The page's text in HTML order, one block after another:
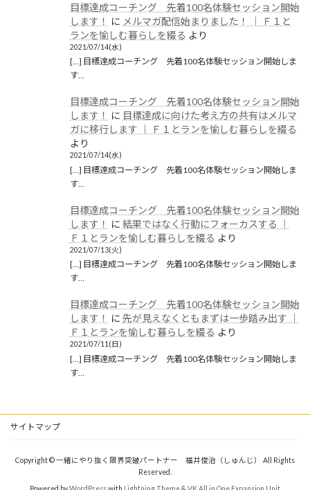
目標達成コーチング 先着100名体験セッション開始
します！
に メルマガ配信始まりました！ │ Ｆ１と
ランを愉しむ暮らしを綴る より
2021/07/14(水)
[…] 目標達成コーチング 先着100名体験セッション開始しま
す…
目標達成コーチング 先着100名体験セッション開始
します！
に 目標達成に向けた考え方の共有はメルマ
ガに移行します │ Ｆ１とランを愉しむ暮らしを綴る
より
2021/07/14(水)
[…] 目標達成コーチング 先着100名体験セッション開始しま
す…
目標達成コーチング 先着100名体験セッション開始
します！
に 結果ではなく行動にフォーカスする │
Ｆ１とランを愉しむ暮らしを綴る より
2021/07/13(火)
[…] 目標達成コーチング 先着100名体験セッション開始しま
す…
目標達成コーチング 先着100名体験セッション開始
します！
に 先が見えなくともまずは一歩踏み出す │
Ｆ１とランを愉しむ暮らしを綴る より
2021/07/11(日)
[…] 目標達成コーチング 先着100名体験セッション開始しま
す…
サイトマップ
Copyright © 一緒にやり抜く限界突破パートナー 福井俊治（しゅんじ） All Rights
Reserved.